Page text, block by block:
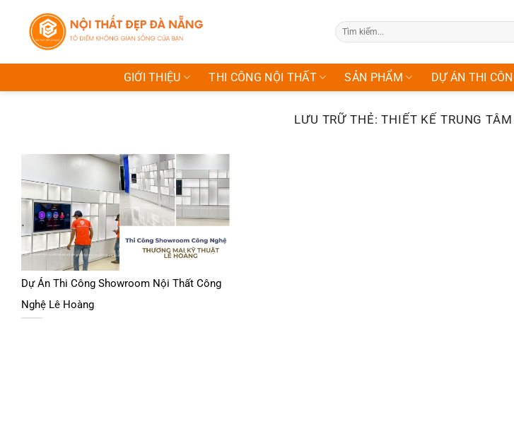
Tìm
kiếm:
GIỚI THIỆU THI CÔNG NỘI THẤT SẢN PHẨM DỰ ÁN THI
LƯU TRỮ THẺ:THIẾT KẾ TRUNG
Dự Án Thi Công Showroom Nội Thất Công
Nghệ Lê Hoàng